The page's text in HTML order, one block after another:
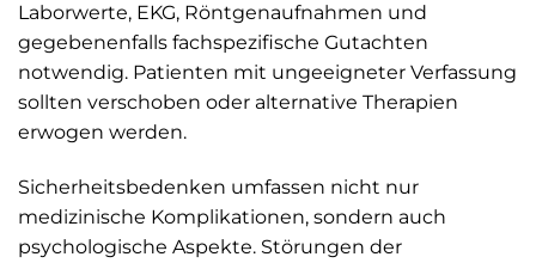
Laborwerte, EKG, Röntgenaufnahmen und
gegebenenfalls fachspezifische Gutachten
notwendig. Patienten mit ungeeigneter Verfassung
sollten verschoben oder alternative Therapien
erwogen werden.
Sicherheitsbedenken umfassen nicht nur
medizinische Komplikationen, sondern auch
psychologische Aspekte. Störungen der